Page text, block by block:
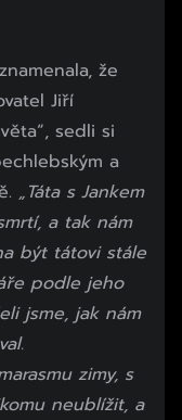
že
Jiří
sedli si
a
„Táta s Jankem
a tak nám
být tátovi stále
podle jeho
jsme, jak nám
zimy, s
neublížit, a